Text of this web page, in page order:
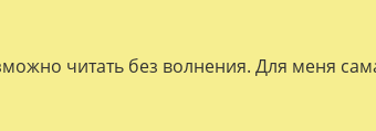
читать без волнения. Для меня